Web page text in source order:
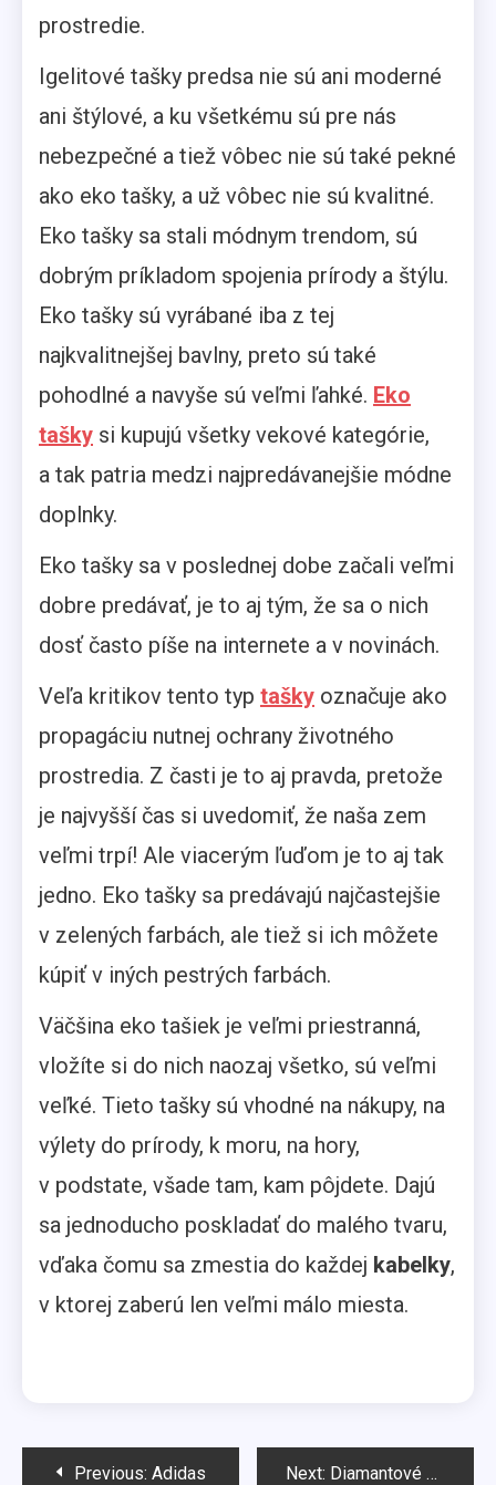
prostredie.
Igelitové tašky predsa nie sú ani moderné
ani štýlové, a ku všetkému sú pre nás
nebezpečné a tiež vôbec nie sú také pekné
ako eko tašky, a už vôbec nie sú kvalitné.
Eko tašky sa stali módnym trendom, sú
dobrým príkladom spojenia prírody a štýlu.
Eko tašky sú vyrábané iba z tej
najkvalitnejšej bavlny, preto sú také
pohodlné a navyše sú veľmi ľahké. Eko
tašky si kupujú všetky vekové kategórie,
a tak patria medzi najpredávanejšie módne
doplnky.
Eko tašky sa v poslednej dobe začali veľmi
dobre predávať, je to aj tým, že sa o nich
dosť často píše na internete a v novinách.
Veľa kritikov tento typ tašky označuje ako
propagáciu nutnej ochrany životného
prostredia. Z časti je to aj pravda, pretože
je najvyšší čas si uvedomiť, že naša zem
veľmi trpí! Ale viacerým ľuďom je to aj tak
jedno. Eko tašky sa predávajú najčastejšie
v zelených farbách, ale tiež si ich môžete
kúpiť v iných pestrých farbách.
Väčšina eko tašiek je veľmi priestranná,
vložíte si do nich naozaj všetko, sú veľmi
veľké. Tieto tašky sú vhodné na nákupy, na
výlety do prírody, k moru, na hory,
v podstate, všade tam, kam pôjdete. Dajú
sa jednoducho poskladať do malého tvaru,
vďaka čomu sa zmestia do každej kabelky,
v ktorej zaberú len veľmi málo miesta.
Navigácia
Previous: Adidas Next: Diamantové šperky